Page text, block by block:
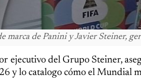
marca de Panini y Javier Steiner,
ejecutivo del Grupo Steiner,
y lo catalogo cómo el Mundial